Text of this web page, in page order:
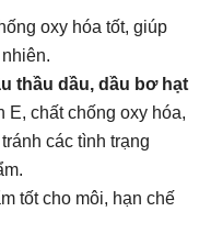
oxy hóa tốt, giúp
thầu dầu, dầu bơ hạt
chất chống oxy hóa,
các tình trạng
tốt cho môi, hạn chế